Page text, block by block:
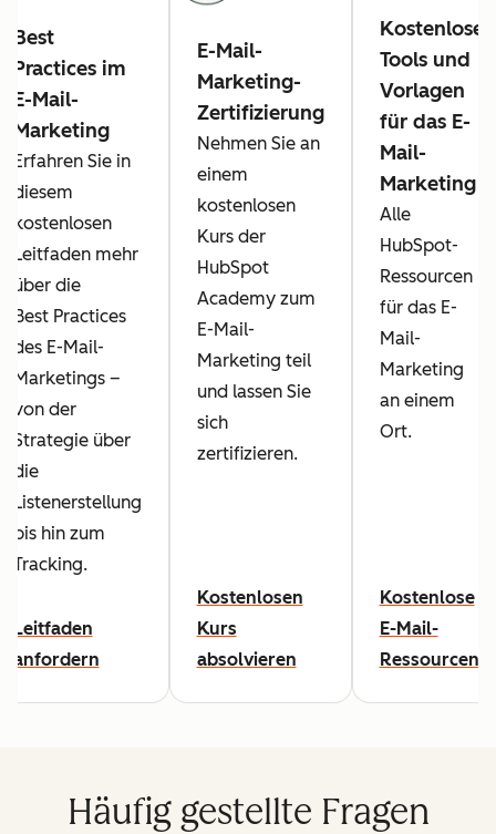
Best
Practices im
E-Mail-
Marketing
Erfahren Sie in
diesem
kostenlosen
Leitfaden mehr
über die
Best Practices
des E-Mail-
Marketings –
von der
Strategie über
die
Listenerstellung
bis hin zum
Tracking.
Leitfaden
anfordern
E-Mail-
Marketing-
Zertifizierung
Nehmen Sie an
einem
kostenlosen
Kurs der
HubSpot
Academy zum
E-Mail-
Marketing teil
und lassen Sie
sich
zertifizieren.
Kostenlosen
Kurs
absolvieren
Kostenlose
Tools und
Vorlagen
für das E-
Mail-
Marketing
Alle
HubSpot-
Ressourcen
für das E-
Mail-
Marketing
an einem
Ort.
Kostenlose
E-Mail-
Ressourcen
Häufig gestellte Fragen